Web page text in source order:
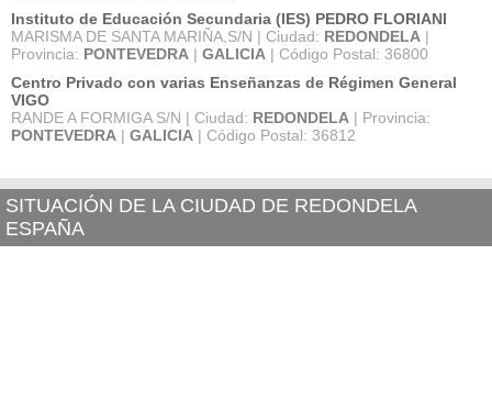
Instituto de Educación Secundaria (IES) PEDRO FLORIANI
MARISMA DE SANTA MARIÑA,S/N | Ciudad: REDONDELA |
Provincia: PONTEVEDRA | GALICIA | Código Postal: 36800
Centro Privado con varias Enseñanzas de Régimen General
VIGO
RANDE A FORMIGA S/N | Ciudad: REDONDELA | Provincia:
PONTEVEDRA | GALICIA | Código Postal: 36812
SITUACIÓN DE LA CIUDAD DE REDONDELA
ESPAÑA